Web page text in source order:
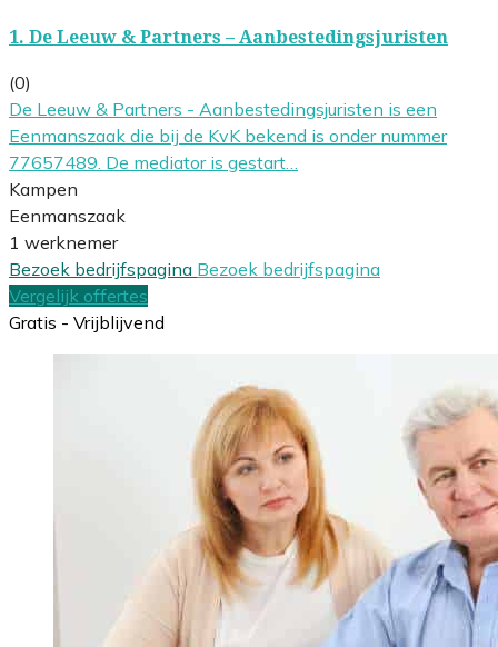
1. De Leeuw & Partners – Aanbestedingsjuristen
(0)
De Leeuw & Partners - Aanbestedingsjuristen is een
Eenmanszaak die bij de KvK bekend is onder nummer
77657489. De mediator is gestart…
Kampen
Eenmanszaak
1 werknemer
Bezoek bedrijfspagina Bezoek bedrijfspagina
Vergelijk offertes
Gratis - Vrijblijvend